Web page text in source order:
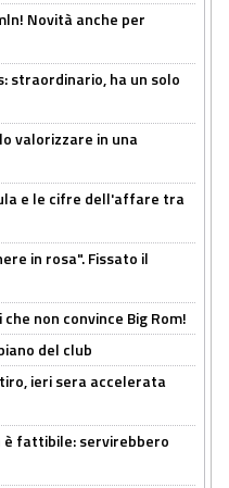
Novità anche per
straordinario, ha un solo
valorizzare in una
e le cifre dell'affare tra
in rosa". Fissato il
non convince Big Rom!
del club
ieri sera accelerata
è fattibile: servirebbero